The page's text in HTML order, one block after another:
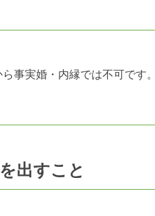
事実婚・内縁では不可です。
出すこと